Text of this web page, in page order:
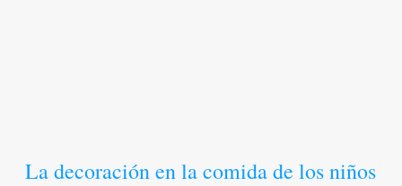
La decoración en la comida de los niños